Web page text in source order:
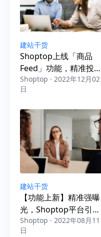
建站干货
Shoptop上线「商品
Feed」功能，精准投放
广告，轻松“拿捏”社媒流
量！
Shoptop · 2022年12月02
日
建站干货
【功能上新】精准强曝
光，Shoptop平台引流
插件助力商家大卖
Shoptop · 2022年08月11
日